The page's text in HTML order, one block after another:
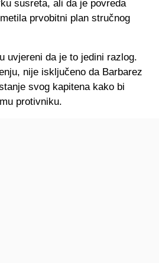
susreta, ali da je povreda
prvobitni plan stručnog
uvjereni da je to jedini razlog.
nije isključeno da Barbarez
svog kapitena kako bi
protivniku.